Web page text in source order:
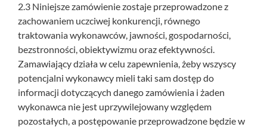
2.3 Niniejsze zamówienie zostaje przeprowadzone z
zachowaniem uczciwej konkurencji, równego
traktowania wykonawców, jawności, gospodarności,
bezstronności, obiektywizmu oraz efektywności.
Zamawiający działa w celu zapewnienia, żeby wszyscy
potencjalni wykonawcy mieli taki sam dostęp do
informacji dotyczących danego zamówienia i żaden
wykonawca nie jest uprzywilejowany względem
pozostałych, a postępowanie przeprowadzone będzie w